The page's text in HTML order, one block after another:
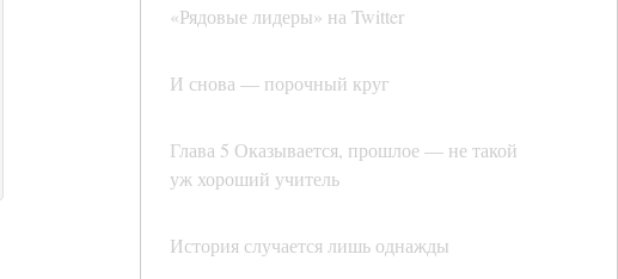
«Рядовые лидеры» на Twitter
И снова — порочный круг
Глава 5 Оказывается, прошлое — не такой
уж хороший учитель
История случается лишь однажды